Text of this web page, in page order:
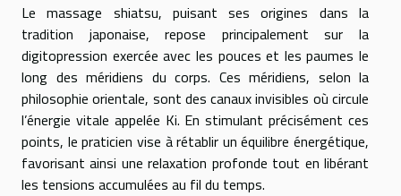
Le massage shiatsu, puisant ses origines dans la
tradition japonaise, repose principalement sur la
digitopression exercée avec les pouces et les paumes le
long des méridiens du corps. Ces méridiens, selon la
philosophie orientale, sont des canaux invisibles où circule
l’énergie vitale appelée Ki. En stimulant précisément ces
points, le praticien vise à rétablir un équilibre énergétique,
favorisant ainsi une relaxation profonde tout en libérant
les tensions accumulées au fil du temps.